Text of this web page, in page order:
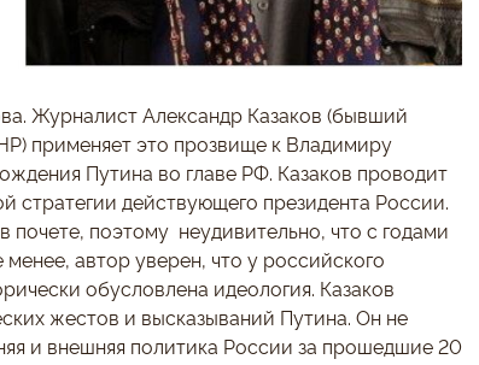
Журналист Александр Казаков (бывший
применяет это прозвище к Владимиру
Путина во главе РФ. Казаков проводит
стратегии действующего президента России.
почете, поэтому неудивительно, что с годами
автор уверен, что у российского
обусловлена идеология. Казаков
жестов и высказываний Путина. Он не
и внешняя политика России за прошедшие 20